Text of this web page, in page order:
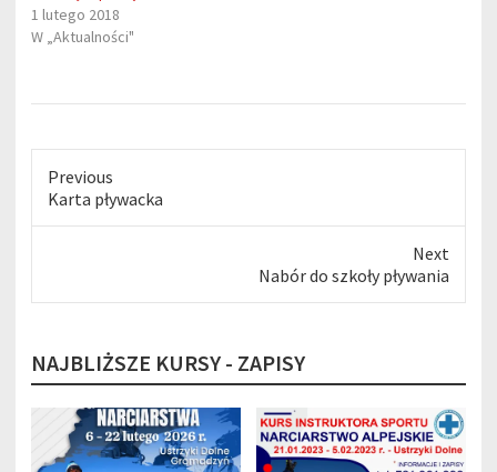
1 lutego 2018
W „Aktualności"
Previous
Previous
Karta pływacka
Next
Nabór do szkoły pływania
NAJBLIŻSZE KURSY - ZAPISY